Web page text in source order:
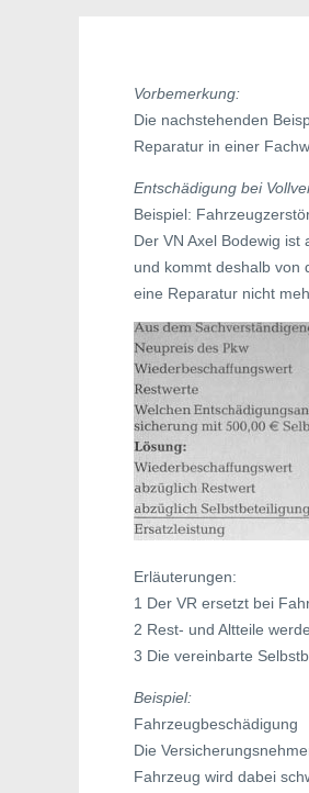
Vorbemerkung:
Die nachstehenden
Reparatur in einer
Entschädigung bei
Beispiel:
Der VN Axel Bodewig
und kommt deshalb von
eine Reparatur nicht
Erläuterungen:
1 Der VR ersetzt bei
2 Rest- und Altteile
3 Die vereinbarte
Beispiel:
Fahrzeugbeschädigung
Die
Fahrzeug wird dabei